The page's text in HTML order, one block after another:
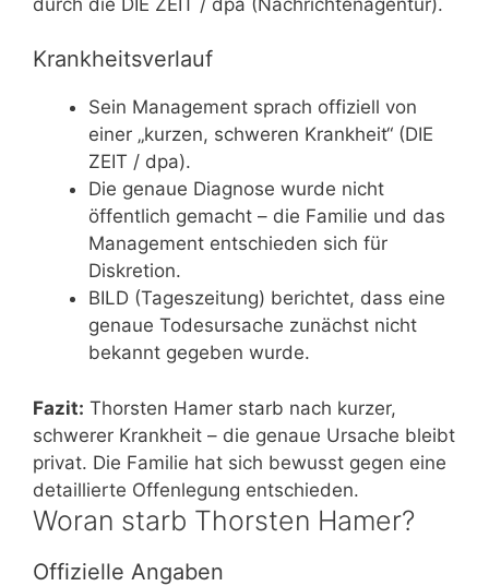
Krankheitsverlauf
Sein Management sprach offiziell von
einer „kurzen, schweren Krankheit“ (DIE
ZEIT / dpa).
Die genaue Diagnose wurde nicht
öffentlich gemacht – die Familie und das
Management entschieden sich für
Diskretion.
BILD (Tageszeitung) berichtet, dass eine
genaue Todesursache zunächst nicht
bekannt gegeben wurde.
Fazit: Thorsten Hamer starb nach kurzer,
schwerer Krankheit – die genaue Ursache bleibt
privat. Die Familie hat sich bewusst gegen eine
detaillierte Offenlegung entschieden.
Woran starb Thorsten Hamer?
Offizielle Angaben